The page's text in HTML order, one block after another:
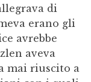
di
erano gli
avrebbe
aveva
mai riuscito a